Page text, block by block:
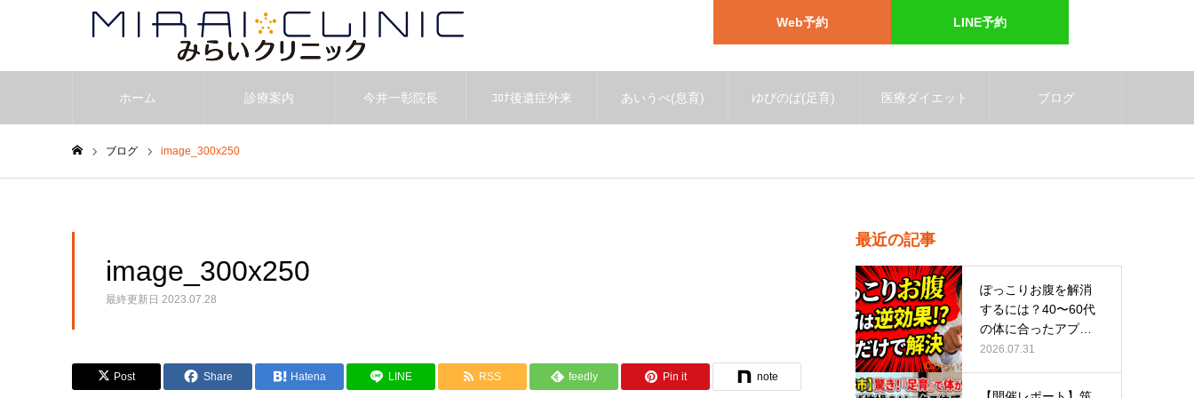
Web予約 LINE予約
ホーム 診療案内 今井一彰院長 ｺﾛﾅ後遺症外来 あいうべ(息育) ゆびのば(足育) 医療ダイエット ブログ
ブログ image_300x250
image_300x250
最終更新日 2023.07.28
Post Share Hatena LINE RSS feedly Pin it note
最近の記事
ぽっこりお腹を解消
するには？40〜60代
の体に合ったアプロ
ーチ
2026.07.31